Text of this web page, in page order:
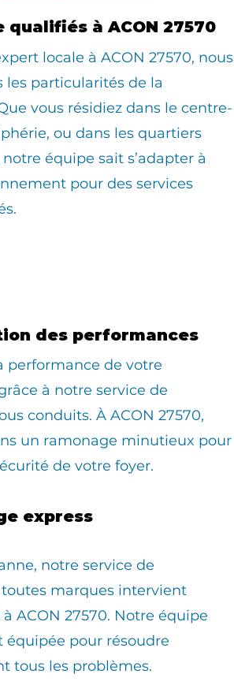
à ACON 27570
locale à ACON 27570, nous
les particularités de la
vous résidiez dans le centre-
ou dans les quartiers
équipe sait s’adapter à
pour des services
des performances
performance de votre
à notre service de
conduits. À ACON 27570,
un ramonage minutieux pour
de votre foyer.
express
notre service de
marques intervient
ACON 27570. Notre équipe
équipée pour résoudre
tous les problèmes.